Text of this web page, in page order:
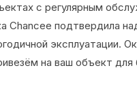
с регулярным
Chancee подтвердила
эксплуатации.
на ваш объект